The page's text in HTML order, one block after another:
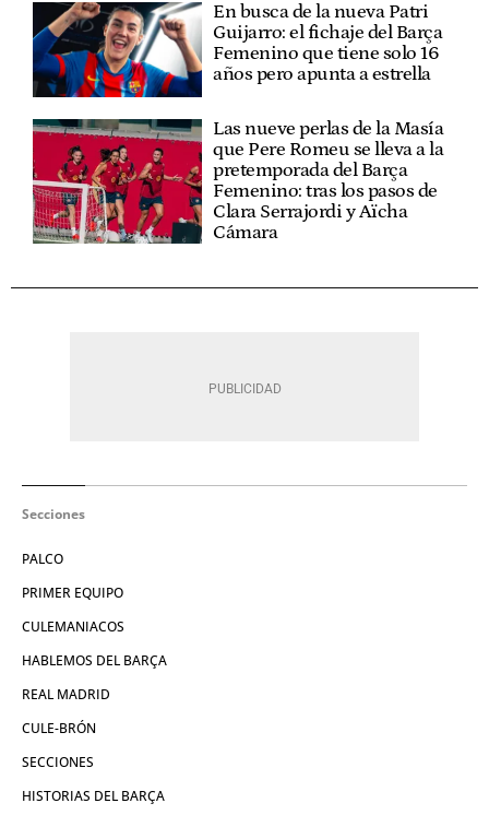
En busca de la nueva Patri
Guijarro: el fichaje del Barça
Femenino que tiene solo 16
años pero apunta a estrella
Las nueve perlas de la Masía
que Pere Romeu se lleva a la
pretemporada del Barça
Femenino: tras los pasos de
Clara Serrajordi y Aïcha
Cámara
Secciones
PALCO
PRIMER EQUIPO
CULEMANIACOS
HABLEMOS DEL BARÇA
REAL MADRID
CULE-BRÓN
SECCIONES
HISTORIAS DEL BARÇA